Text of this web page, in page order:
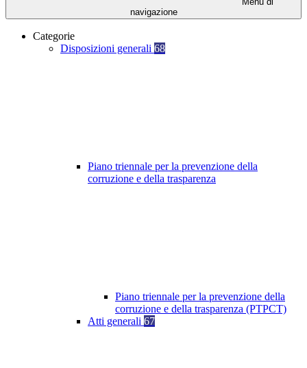
navigazione
Categorie
Disposizioni generali 68
Piano triennale per la prevenzione della
corruzione e della trasparenza
Piano triennale per la prevenzione della
corruzione e della trasparenza (PTPCT)
Atti generali 67